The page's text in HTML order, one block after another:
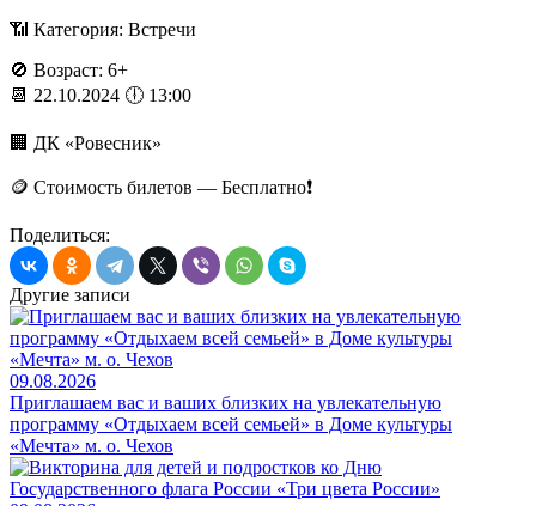
📶 Категория: Встречи
🚫 Возраст: 6+
📆 22.10.2024 🕕 13:00
🏢 ДК «Ровесник»
🪙 Стоимость билетов — Бесплатно❗️
Поделиться:
Другие записи
09.08.2026
Приглашаем вас и ваших близких на увлекательную
программу «Отдыхаем всей семьей» в Доме культуры
«Мечта» м. о. Чехов